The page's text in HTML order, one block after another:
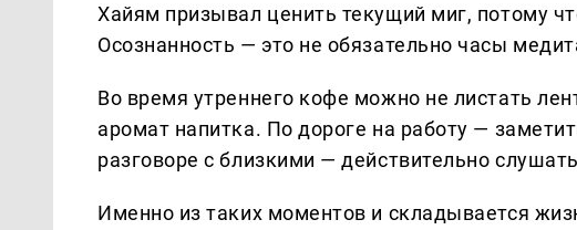
Хайям призывал ценить текущий миг, потому
Осознанность — это не обязательно часы
Во время утреннего кофе можно не листать
аромат напитка. По дороге на работу —
разговоре с близкими — действительно
Именно из таких моментов и складывается